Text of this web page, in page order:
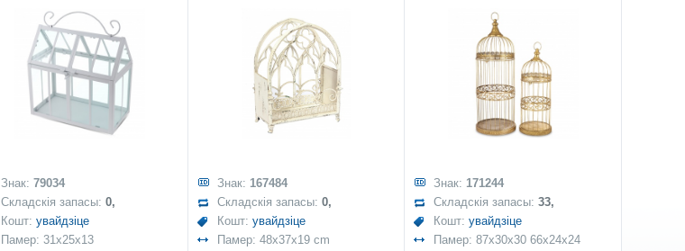
Знак: 79034
Складскія запасы: 0,
Кошт: увайдзіце
Памер: 31x25x13
Знак: 167484
Складскія запасы: 0,
Кошт: увайдзіце
Памер: 48x37x19 cm
Знак: 171244
Складскія запасы: 33,
Кошт: увайдзіце
Памер: 87x30x30 66x24x24